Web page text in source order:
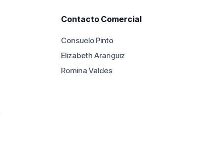
Contacto Comercial
Consuelo Pinto
Elizabeth Aranguiz
Romina Valdes